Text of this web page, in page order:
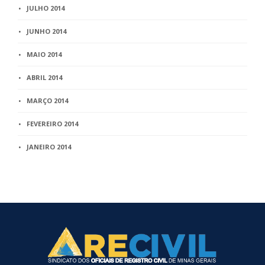
JULHO 2014
JUNHO 2014
MAIO 2014
ABRIL 2014
MARÇO 2014
FEVEREIRO 2014
JANEIRO 2014